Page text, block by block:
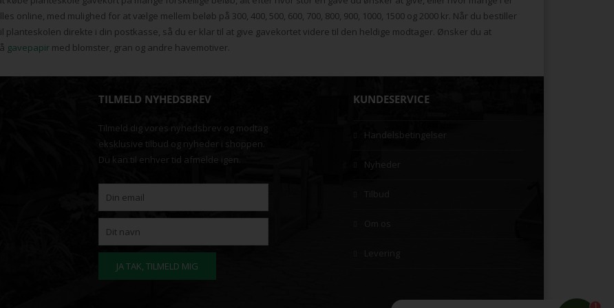
online, med mulighed for at vælge mellem beløb på 300, 400, 500, 600, 700, 800, 900, 1000, 1500 og 2000 kr. Når du bestiller
direkte i din postkasse, så du er klar til at give gavekortet videre til den heldige modtager. Ønsker du at
gavepapir med blomster, gran og andre havemotiver.
TILMELD NYHEDSBREV
Tilmeld dig vores nyhedsbrev og modtag
eksklusive tilbud og nyheder i shoppen.
Du kan til enhver tid afmelde igen.
KUNDESERVICE
Handelsbetingelser
Nyheder
Tilbud
Levering